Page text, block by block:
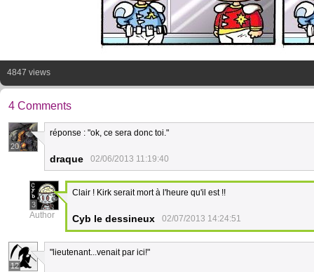
4847 views
4 Comments
20
réponse : "ok, ce sera donc toi."
draque 02/06/2013 11:19:40
3
Author
Clair ! Kirk serait mort à l'heure qu'il est !!
Cyb le dessineux 02/07/2013 14:24:51
12
"lieutenant...venait par ici!"